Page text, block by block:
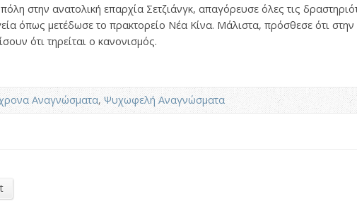
στην ανατολική επαρχία Σετζιάνγκ, απαγόρευσε όλες τις
όπως μετέδωσε το πρακτορείο Νέα Κίνα. Μάλιστα, πρόσθεσε ότι
ότι τηρείται ο κανονισμός.
Αναγνώσματα, Ψυχωφελή Αναγνώσματα